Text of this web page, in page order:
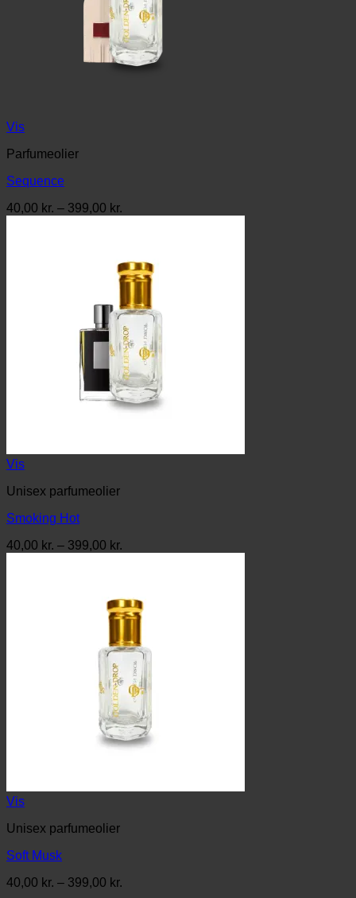
Vis
Parfumeolier
Sequence
40,00 kr. – 399,00 kr.
Vis
Unisex parfumeolier
Smoking Hot
40,00 kr. – 399,00 kr.
Vis
Unisex parfumeolier
Soft Musk
40,00 kr. – 399,00 kr.